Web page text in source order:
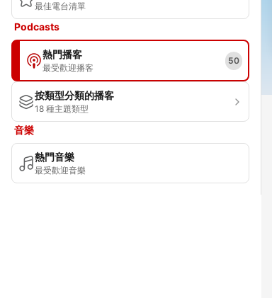
最佳電台清單
Podcasts
熱門播客
最受歡迎播客
50
按類型分類的播客
18 種主題類型
音樂
熱門音樂
最受歡迎音樂